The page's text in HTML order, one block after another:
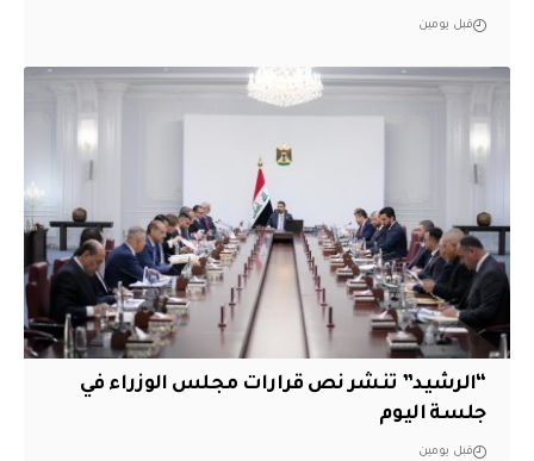
قبل يومين
“الرشيد” تنشر نص قرارات مجلس الوزراء في
جلسة اليوم
قبل يومين